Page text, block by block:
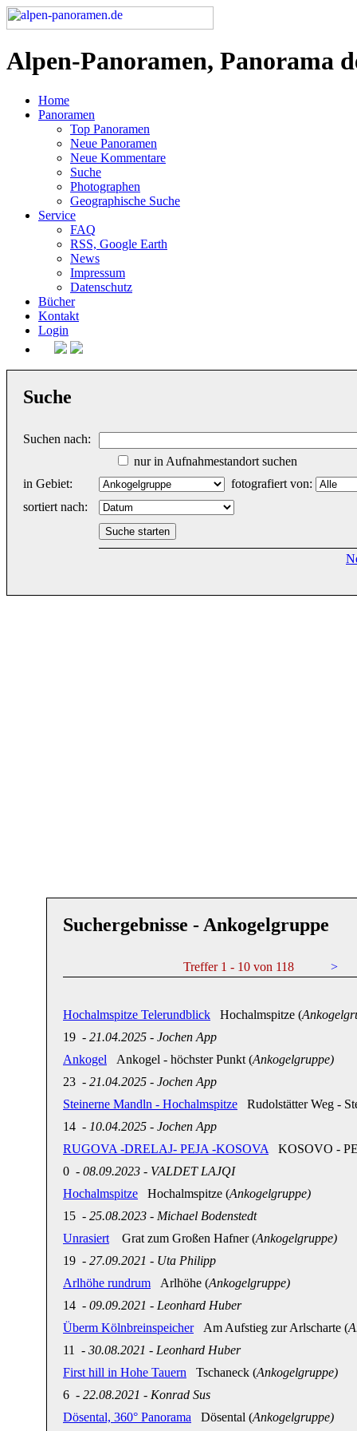
Alpen-Panoramen, Panorama
Home
Panoramen
Top Panoramen
Neue Panoramen
Neue Kommentare
Suche
Photographen
Geographische Suche
Service
FAQ
RSS, Google Earth
News
Impressum
Datenschutz
Bücher
Kontakt
Login
Suche
Suchen nach:
nur in Aufnahmestandort suchen
in Gebiet:
fotografiert von:
sortiert nach:
Suchergebnisse - Ankogelgruppe
Treffer 1 - 10 von 118 >
Hochalmspitze Telerundblick Hochalmspitze (
19 - 21.04.2025 - Jochen App
Ankogel Ankogel - höchster Punkt (Ankogelgruppe)
23 - 21.04.2025 - Jochen App
Steinerne Mandln - Hochalmspitze Rudolstätter Weg -
14 - 10.04.2025 - Jochen App
RUGOVA -DRELAJ- PEJA -KOSOVA KOSOVO -
0 - 08.09.2023 - VALDET LAJQI
Hochalmspitze Hochalmspitze (Ankogelgruppe)
15 - 25.08.2023 - Michael Bodenstedt
Unrasiert Grat zum Großen Hafner (Ankogelgruppe)
19 - 27.09.2021 - Uta Philipp
Arlhöhe rundrum Arlhöhe (Ankogelgruppe)
14 - 09.09.2021 - Leonhard Huber
Überm KölnbreinspeicherAm Aufstieg zur Arlscharte (
11
- 30.08.2021 - Leonhard Huber
First hill in Hohe Tauern Tschaneck (Ankogelgruppe)
6 - 22.08.2021 - Konrad Sus
Dösental, 360° Panorama Dösental (Ankogelgruppe)